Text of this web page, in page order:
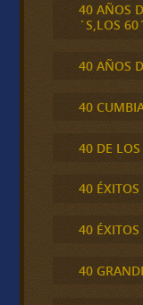
40 AÑOS
´S,LOS
40 AÑOS
40
40 DE
40 ÉXITOS
40
40